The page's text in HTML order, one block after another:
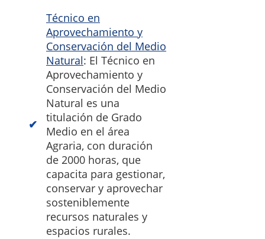
Técnico en
Aprovechamiento y
Conservación del Medio
Natural: El Técnico en
Aprovechamiento y
Conservación del Medio
Natural es una
titulación de Grado
Medio en el área
Agraria, con duración
de 2000 horas, que
capacita para gestionar,
conservar y aprovechar
sosteniblemente
recursos naturales y
espacios rurales.